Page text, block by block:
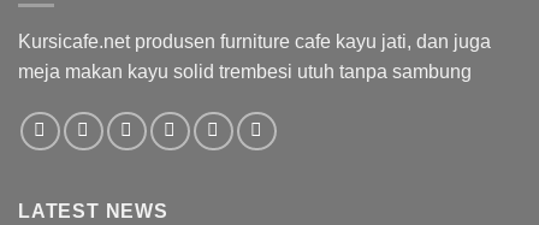
Kursicafe.net produsen furniture cafe kayu jati, dan juga
meja makan kayu solid trembesi utuh tanpa sambung
LATEST NEWS